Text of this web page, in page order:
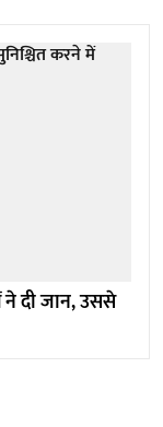
ने दी जान, उससे